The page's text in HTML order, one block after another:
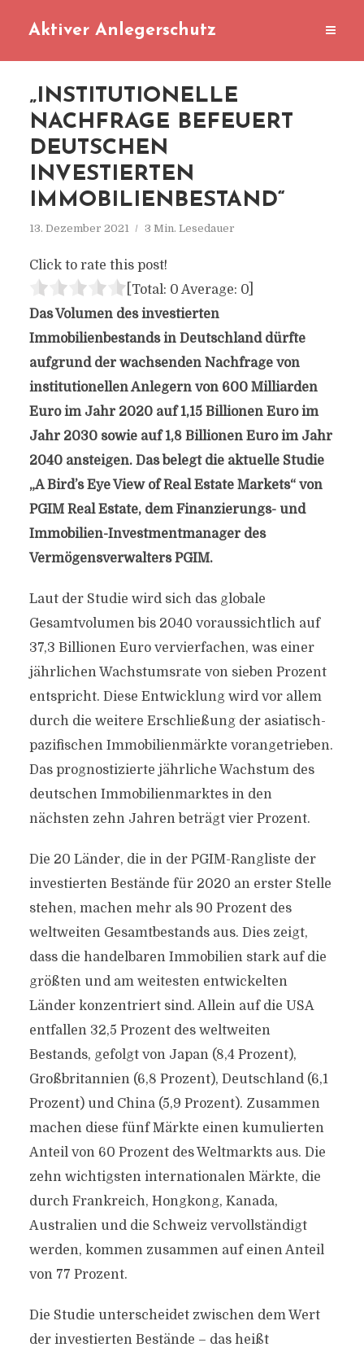
Aktiver Anlegerschutz
„INSTITUTIONELLE
NACHFRAGE BEFEUERT
DEUTSCHEN
INVESTIERTEN
IMMOBILIENBESTAND“
13. Dezember 2021 3 Min. Lesedauer
Click to rate this post!
[Total: 0 Average: 0]
Das Volumen des investierten
Immobilienbestands in Deutschland dürfte
aufgrund der wachsenden Nachfrage von
institutionellen Anlegern von 600 Milliarden
Euro im Jahr 2020 auf 1,15 Billionen Euro im
Jahr 2030 sowie auf 1,8 Billionen Euro im Jahr
2040 ansteigen. Das belegt die aktuelle Studie
„A Bird’s Eye View of Real Estate Markets“ von
PGIM Real Estate, dem Finanzierungs- und
Immobilien-Investmentmanager des
Vermögensverwalters PGIM.
Laut der Studie wird sich das globale
Gesamtvolumen bis 2040 voraussichtlich auf
37,3 Billionen Euro vervierfachen, was einer
jährlichen Wachstumsrate von sieben Prozent
entspricht. Diese Entwicklung wird vor allem
durch die weitere Erschließung der asiatisch-
pazifischen Immobilienmärkte vorangetrieben.
Das prognostizierte jährliche Wachstum des
deutschen Immobilienmarktes in den
nächsten zehn Jahren beträgt vier Prozent.
Die 20 Länder, die in der PGIM-Rangliste der
investierten Bestände für 2020 an erster Stelle
stehen, machen mehr als 90 Prozent des
weltweiten Gesamtbestands aus. Dies zeigt,
dass die handelbaren Immobilien stark auf die
größten und am weitesten entwickelten
Länder konzentriert sind. Allein auf die USA
entfallen 32,5 Prozent des weltweiten
Bestands, gefolgt von Japan (8,4 Prozent),
Großbritannien (6,8 Prozent), Deutschland (6,1
Prozent) und China (5,9 Prozent). Zusammen
machen diese fünf Märkte einen kumulierten
Anteil von 60 Prozent des Weltmarkts aus. Die
zehn wichtigsten internationalen Märkte, die
durch Frankreich, Hongkong, Kanada,
Australien und die Schweiz vervollständigt
werden, kommen zusammen auf einen Anteil
von 77 Prozent.
Die Studie unterscheidet zwischen dem Wert
der investierten Bestände – das heißt